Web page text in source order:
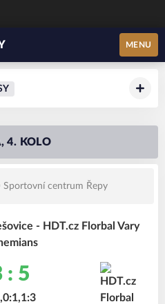
MENU
4. KOLO
Sportovní centrum Řepy
- HDT.cz Florbal Vary
: 5